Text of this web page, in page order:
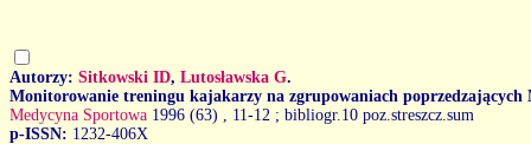
Autorzy: Sitkowski ID, Lutosławska G.
Monitorowanie treningu kajakarzy na zgrupowaniach poprzedzających
Medycyna Sportowa 1996 (63)
, 11-12 ; bibliogr.10 poz.streszcz.sum
p-ISSN: 1232-406X